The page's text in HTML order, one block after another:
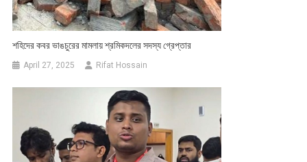
শহিদের কবর ভাঙচুরের মামলায় শ্রমিকদলের সদস্য গ্রেপ্তার
April 27, 2025 Rifat Hossain